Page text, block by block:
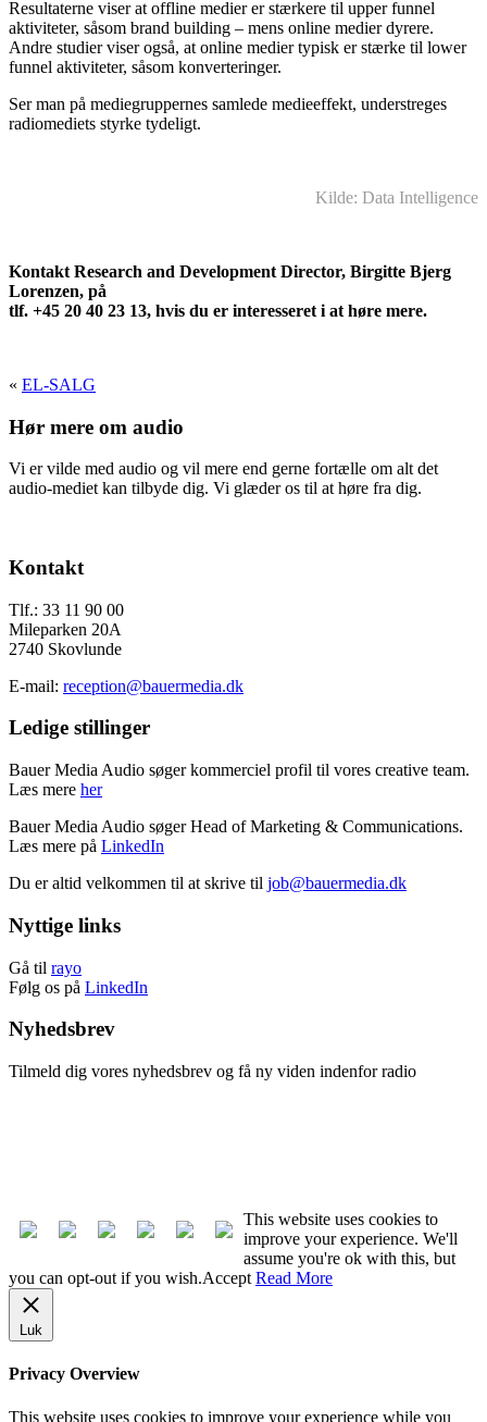
Resultaterne viser at offline medier er stærkere til upper funnel
aktiviteter, såsom brand building – mens online medier dyrere.
Andre studier viser også, at online medier typisk er stærke til lower
funnel aktiviteter, såsom konverteringer.
Ser man på mediegruppernes samlede medieeffekt, understreges
radiomediets styrke tydeligt.
Kilde: Data Intelligence
Kontakt Research and Development Director, Birgitte Bjerg
Lorenzen, på
tlf. +45 20 40 23 13, hvis du er interesseret i at høre mere.
« EL-SALG
Hør mere om audio
Vi er vilde med audio og vil mere end gerne fortælle om alt det
audio-mediet kan tilbyde dig. Vi glæder os til at høre fra dig.
Footer
Kontakt
Tlf.: 33 11 90 00
Mileparken 20A
2740 Skovlunde
E-mail: reception@bauermedia.dk
Ledige stillinger
Bauer Media Audio søger kommerciel profil til vores creative team.
Læs mere her
Bauer Media Audio søger Head of Marketing & Communications.
Læs mere på LinkedIn
Du er altid velkommen til at skrive til job@bauermedia.dk
Nyttige links
Gå til rayo
Følg os på LinkedIn
Nyhedsbrev
Tilmeld dig vores nyhedsbrev og få ny viden indenfor radio
This website uses cookies to
improve your experience. We'll
assume you're ok with this, but
you can opt-out if you wish.Accept Read More
Luk
Privacy Overview
This website uses cookies to improve your experience while you